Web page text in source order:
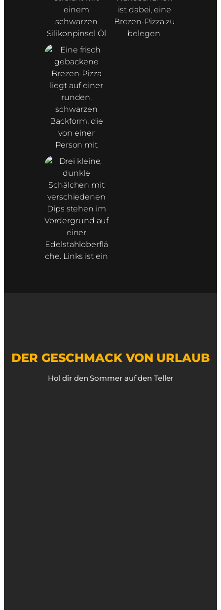
DER GESCHMACK VON URLAUB
Hol dir den Sommer auf den Teller